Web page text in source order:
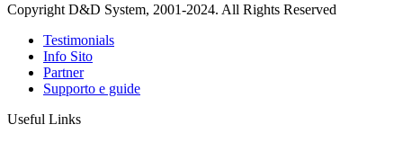
Copyright D&D System, 2001-2024. All Rights Reserved
Testimonials
Info Sito
Partner
Supporto e guide
Useful Links